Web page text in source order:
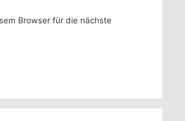
Browser für die nächste